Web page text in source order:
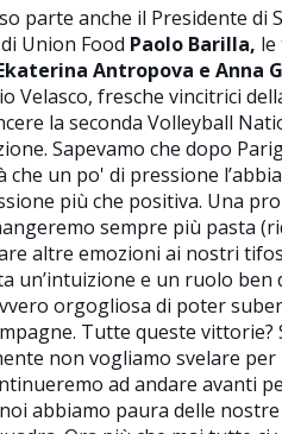
parte anche il Presidente di
Union Food Paolo Barilla,
Antropova e Anna
Velasco, fresche vincitrici
la seconda Volleyball
Sapevamo che dopo
un po' di pressione
più che positiva. Una
sempre più pasta (
altre emozioni ai nostri
un’intuizione e un ruolo ben
orgogliosa di poter
Tutte queste
non vogliamo svelare
ad andare avanti
abbiamo paura delle